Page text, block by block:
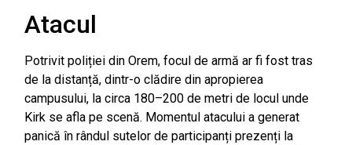
Atacul
Potrivit poliției din Orem, focul de armă ar fi fost tras
de la distanță, dintr-o clădire din apropierea
campusului, la circa 180–200 de metri de locul unde
Kirk se afla pe scenă. Momentul atacului a generat
panică în rândul sutelor de participanți prezenți la